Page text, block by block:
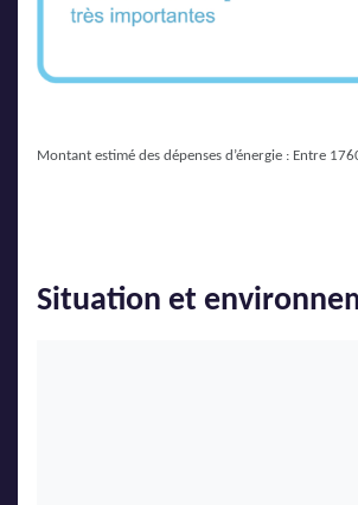
Montant estimé des dépenses d’énergie : Entre
Situation et